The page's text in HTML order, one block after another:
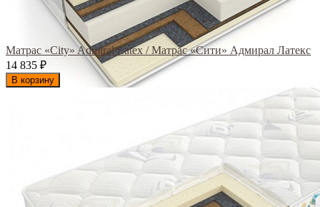
Матрас «City» Admiral Latex / Матрас «Сити» Адмирал Латекс
14 835 ₽
В корзину